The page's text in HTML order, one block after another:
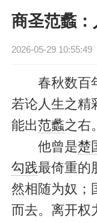
商圣范蠡
2026-05-29 10:55:49
春秋数百年
若论人生之精
能出范蠡之右。
他曾是楚
勾践最倚重的
然相随为奴；
而去。离开权